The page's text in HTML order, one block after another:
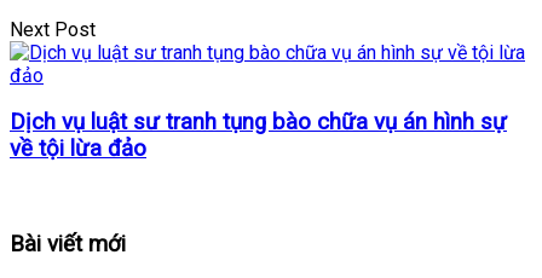
Next Post
Dịch vụ luật sư tranh tụng bào chữa vụ án hình sự
về tội lừa đảo
Bài viết mới